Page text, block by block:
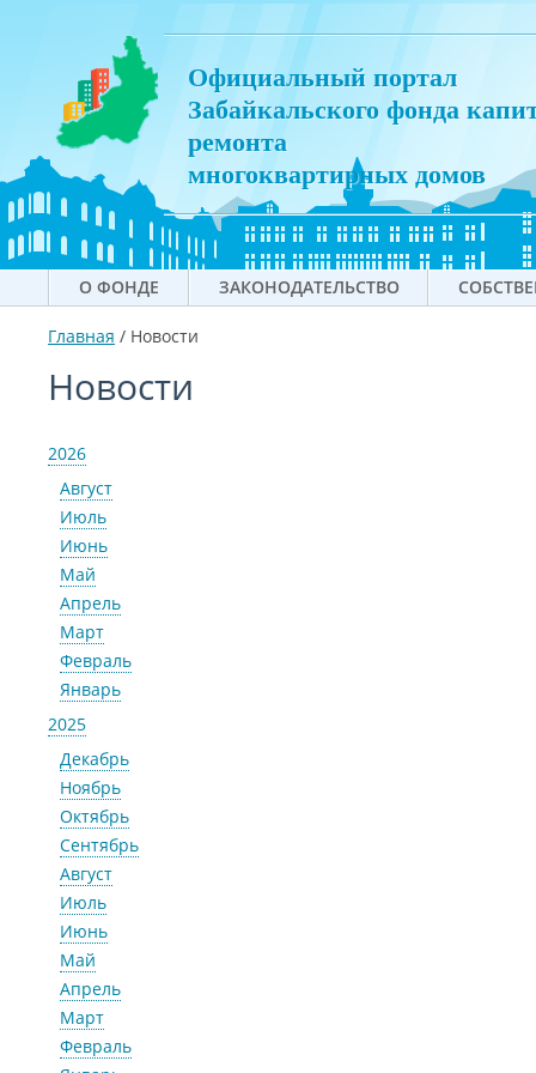
Официальный портал
Забайкальского фонда
ремонта
многоквартирных домов
О ФОНДЕ ЗАКОНОДАТЕЛЬСТВО
Главная / Новости
Новости
2026
Август
Июль
Июнь
Май
Апрель
Март
Февраль
Январь
2025
Декабрь
Ноябрь
Октябрь
Сентябрь
Август
Июль
Июнь
Май
Апрель
Март
Февраль